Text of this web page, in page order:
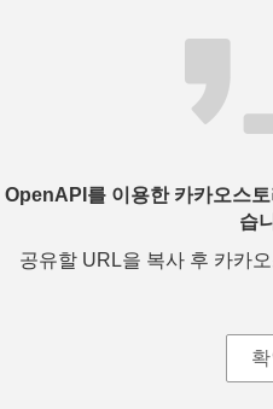
OpenAPI를 이용한 카카오스
습
공유할 URL을 복사 후 카카
확